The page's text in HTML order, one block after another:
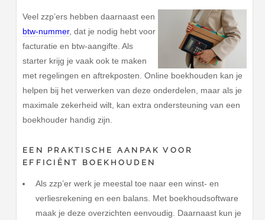
Veel zzp’ers hebben daarnaast een
btw-nummer, dat je nodig hebt voor
facturatie en btw-aangifte. Als
starter krijg je vaak ook te maken
met regelingen en aftrekposten. Online boekhouden kan je
helpen bij het verwerken van deze onderdelen, maar als je
maximale zekerheid wilt, kan extra ondersteuning van een
boekhouder handig zijn.
EEN PRAKTISCHE AANPAK VOOR
EFFICIËNT BOEKHOUDEN
Als zzp’er werk je meestal toe naar een winst- en
verliesrekening en een balans. Met boekhoudsoftware
maak je deze overzichten eenvoudig. Daarnaast kun je